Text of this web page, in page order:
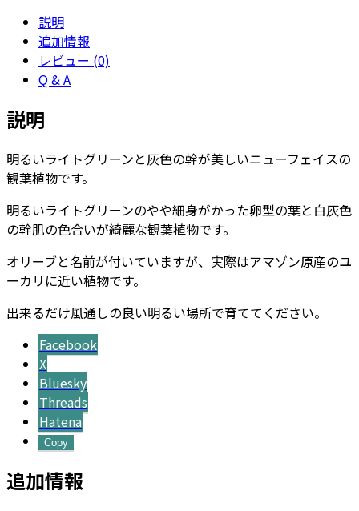
ブ
イ
個
説明
追加情報
レビュー (0)
Q & A
説明
明るいライトグリーンと灰色の幹が美しいニューフェイスの
観葉植物です。
明るいライトグリーンのやや細身がかった卵型の葉と白灰色
の幹肌の色合いが綺麗な観葉植物です。
オリーブと名前が付いていますが、実際はアマゾン原産のユ
ーカリに近い植物です。
出来るだけ風通しの良い明るい場所で育ててください。
Facebook
X
Bluesky
Threads
Hatena
Copy
追加情報